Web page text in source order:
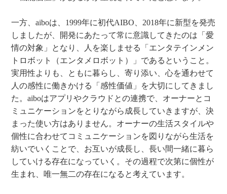
一方、aiboは、1999年に初代AIBO、2018年に新型を発売
しましたが、開発にあたって常に意識してきたのは「愛
情の対象」となり、人を楽しませる「エンタテインメン
トロボット（エンタメロボット）」であるということ。
実用性よりも、ともに暮らし、寄り添い、心を通わせて
人の感性に働きかける「感性価値」を大切にしてきまし
た。aiboはアプリやクラウドとの連携で、オーナーとコ
ミュニケーションをとりながら成長していきますが、決
まった使い方はありません。オーナーの生活スタイルや
個性に合わせてコミュニケーションを図りながら生活を
紡いでいくことで、お互いが成長し、長い間一緒に暮ら
していける存在になっていく。その過程で次第に個性が
生まれ、唯一無二の存在になると考えています。